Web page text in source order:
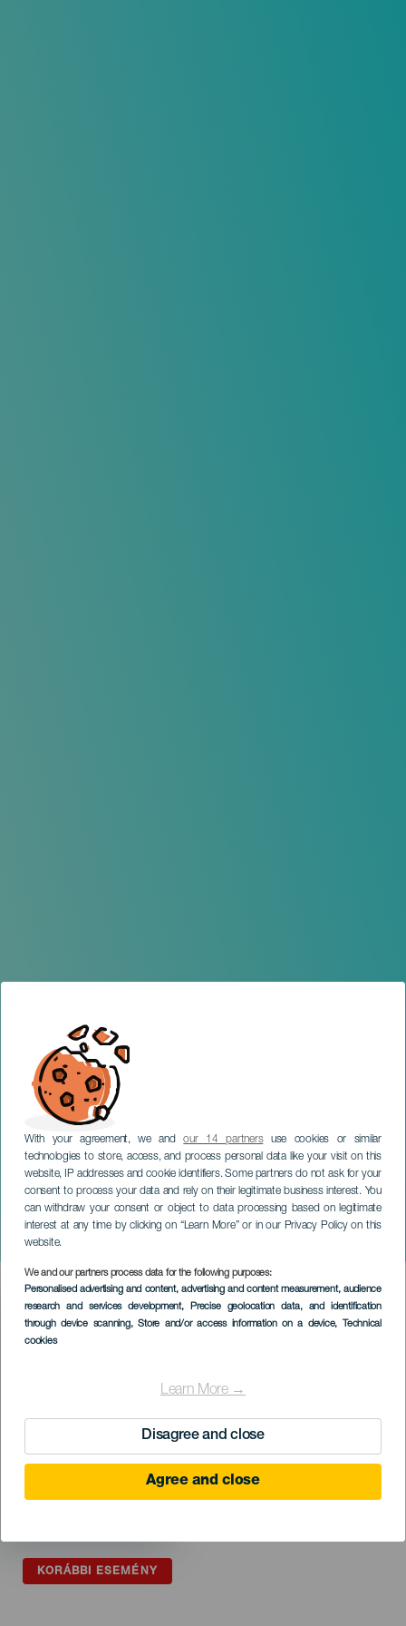
With your agreement, we andour 14 partnersuse cookies or similar
technologies to store, access, and process personal data like your visit on this
website, IP addresses and cookie identifiers. Some partners do not ask for your
consent to process your data and rely on their legitimate business interest. You
can withdraw your consent or object to data processing based on legitimate
interest at any time by clicking on “Learn More” or in our Privacy Policy on this
website.
We and our partners process data for the following purposes:
Personalised advertising and content, advertising and content measurement, audience
research and services development, Precise geolocation data, and identification
through device scanning, Store and/or access information on a device, Technical
cookies
Learn More →
Disagree and close
Agree and close
Concierto de Navidad de la
Orquesta y Coro
Contemporáneo de Tenerife
TENERIFE
Imagen
Listado
KORÁBBI ESEMÉNY